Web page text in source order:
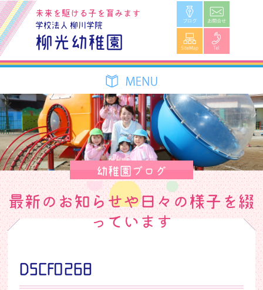
学校法人 柳川学院
柳光幼稚園
未来を駆ける子を育みます ブログ
SiteMap
幼稚園ブログ
最新のお知らせや日々の様子を綴
っています
DSCF0268